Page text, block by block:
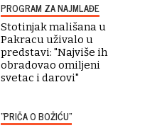
PROGRAM ZA NAJMLAĐE
Stotinjak mališana u
Pakracu uživalo u
predstavi: "Najviše ih
obradovao omiljeni
svetac i darovi"
"PRIČA O BOŽIĆU"